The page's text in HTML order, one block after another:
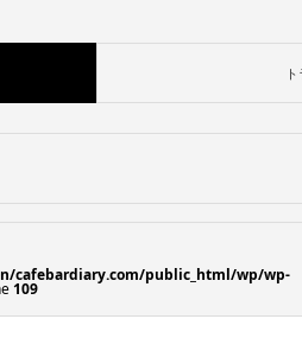
cafebardiary.com/public_html/wp/wp-
109